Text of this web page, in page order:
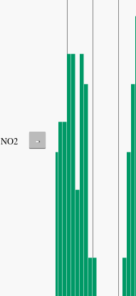
NO2 -